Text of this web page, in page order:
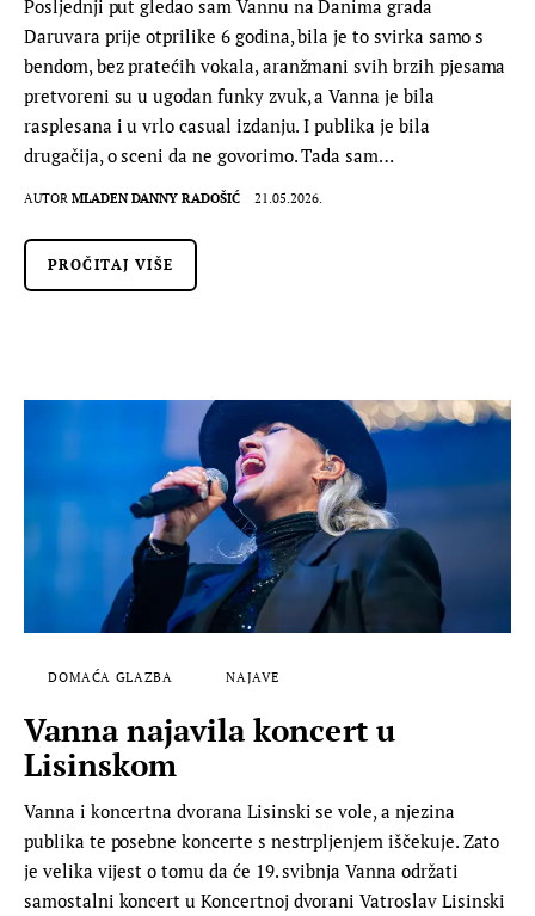
Posljednji put gledao sam Vannu na Danima grada
Daruvara prije otprilike 6 godina, bila je to svirka samo s
bendom, bez pratećih vokala, aranžmani svih brzih pjesama
pretvoreni su u ugodan funky zvuk, a Vanna je bila
rasplesana i u vrlo casual izdanju. I publika je bila
drugačija, o sceni da ne govorimo. Tada sam…
AUTOR MLADEN DANNY RADOŠIĆ 21.05.2026.
PROČITAJ VIŠE
DOMAĆA GLAZBA NAJAVE
Vanna najavila koncert u
Lisinskom
Vanna i koncertna dvorana Lisinski se vole, a njezina
publika te posebne koncerte s nestrpljenjem iščekuje. Zato
je velika vijest o tomu da će 19. svibnja Vanna održati
samostalni koncert u Koncertnoj dvorani Vatroslav Lisinski